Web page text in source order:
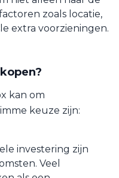
zoals locatie,
extra voorzieningen.
kan om
keuze zijn:
investering zijn
Veel